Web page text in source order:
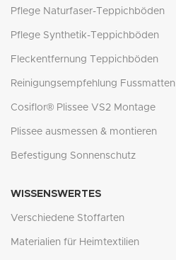
Pflege Naturfaser-Teppichböden
Pflege Synthetik-Teppichböden
Fleckentfernung Teppichböden
Reinigungsempfehlung Fussmatten
Cosiflor® Plissee VS2 Montage
Plissee ausmessen & montieren
Befestigung Sonnenschutz
WISSENSWERTES
Verschiedene Stoffarten
Materialien für Heimtextilien